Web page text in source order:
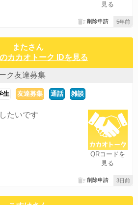
見る
5年前
削除申請
またさん
カカオトーク IDを見る
ク友達募集
生 友達募集 通話 雑談
QRコードを
見る
たいです
3日前
削除申請